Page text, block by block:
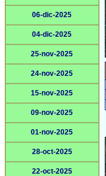
06-dic-2025
04-dic-2025
25-nov-2025
24-nov-2025
15-nov-2025
09-nov-2025
01-nov-2025
28-oct-2025
22-oct-2025